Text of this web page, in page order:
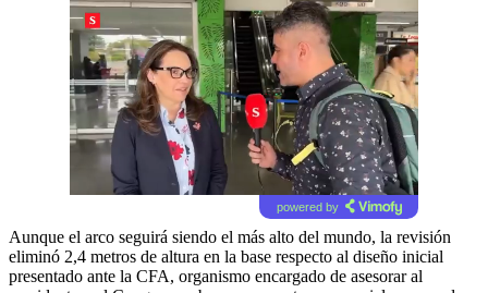
powered by
Aunque el arco seguirá siendo el más alto del mundo, la revisión
eliminó 2,4 metros de altura en la base respecto al diseño inicial
presentado ante la CFA, organismo encargado de asesorar al